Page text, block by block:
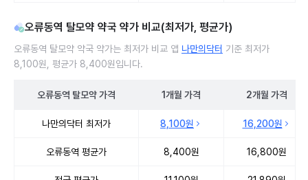
오류동역 탈모약 약국 약가 비교(최저가, 평균가)
오류동역 탈모약 약국 약가는 최저가 비교 앱 나만의닥터 기준 최저가
8,100원, 평균가 8,400원입니다.
오류동역 탈모약가격 1개월 가격 2개월 가격
나만의닥터 최저가 8,100원 16,200원
오류동역 평균가 8,400원 16,800원